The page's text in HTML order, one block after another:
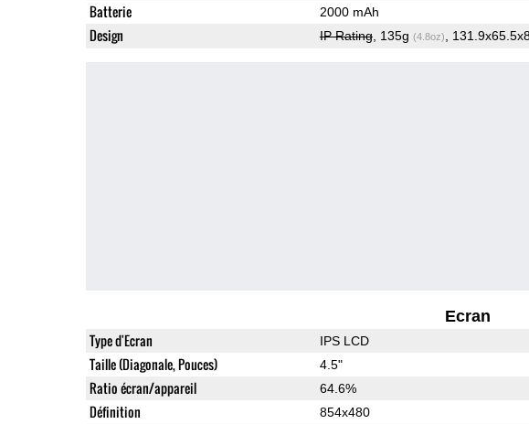
Batterie 2000 mAh
Design IP Rating, 135g (4.8oz) ,
Ecran
Type d'Ecran IPS LCD
Taille (Diagonale, Pouces) 4.5"
Ratio écran/appareil 64.6%
Définition 854x480